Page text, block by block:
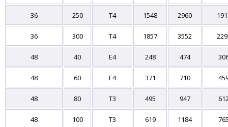
36 250 T4 1548 2960
36 300 T4 1857 3552
48 40 E4 248 474
48 60 E4 371 710
48 80 T3 495 947
48 100 T3 619 1184